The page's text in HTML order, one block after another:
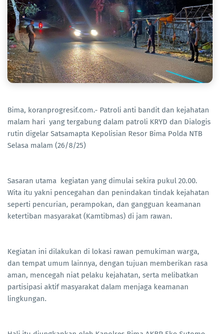
Bima, koranprogresif.com.- Patroli anti bandit dan kejahatan
malam hari yang tergabung dalam patroli KRYD dan Dialogis
rutin digelar Satsamapta Kepolisian Resor Bima Polda NTB
Selasa malam (26/8/25)
Sasaran utama kegiatan yang dimulai sekira pukul 20.00.
Wita itu yakni pencegahan dan penindakan tindak kejahatan
seperti pencurian, perampokan, dan gangguan keamanan
ketertiban masyarakat (Kamtibmas) di jam rawan.
Kegiatan ini dilakukan di lokasi rawan pemukiman warga,
dan tempat umum lainnya, dengan tujuan memberikan rasa
aman, mencegah niat pelaku kejahatan, serta melibatkan
partisipasi aktif masyarakat dalam menjaga keamanan
lingkungan.